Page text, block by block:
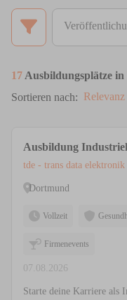
17 Ausbildungsplätze in
Sortieren nach: Relevanz
Ausbildung
tde - trans data elektronik
Dortmund
Vollzeit
Firmenevents
07.08.2026
Starte deine Karriere als